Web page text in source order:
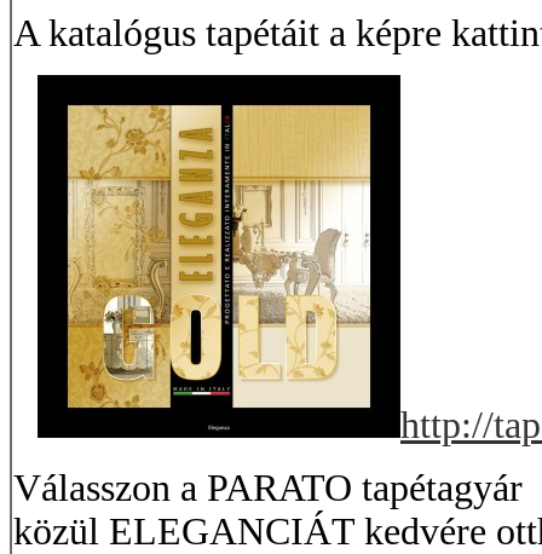
A katalógus tapétáit a képre
http://
Válasszon a PARATO
közül ELEGANCIÁT kedvére